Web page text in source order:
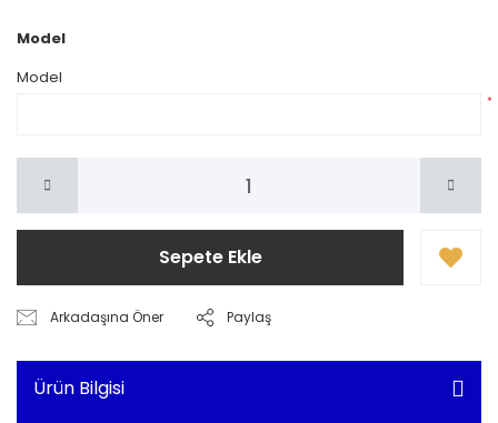
Model
Model
*
Sepete Ekle
Arkadaşına Öner Paylaş
Ürün Bilgisi